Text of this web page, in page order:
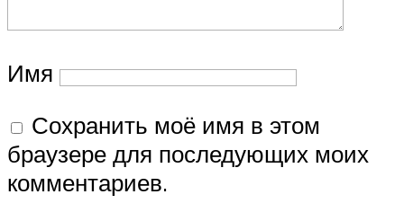
Имя
Сохранить моё имя в этом
браузере для последующих моих
комментариев.